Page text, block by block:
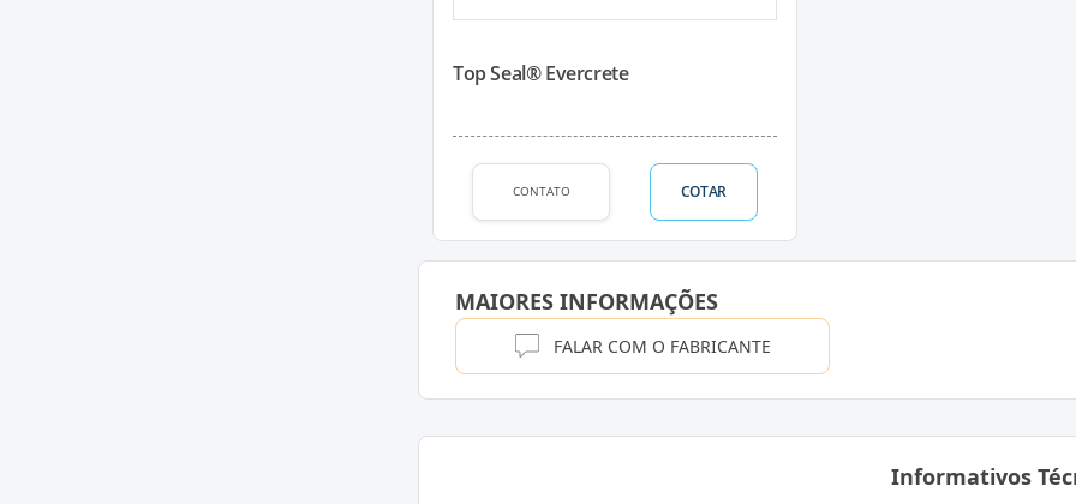
Top Seal® Evercrete
CONTATO COTAR
MAIORES INFORMAÇÕES
FALAR COM O FABRICANTE
Informativos